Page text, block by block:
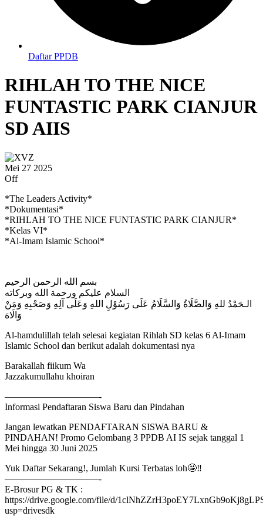
Daftar PPDB
RIHLAH TO THE NICE
FUNTASTIC PARK CIANJUR
SD AIIS
Mei 27 2025
Off
*The Leaders Activity*
*Dokumentasi*
*RIHLAH TO THE NICE FUNTASTIC PARK CIANJUR*
*Kelas VI*
*Al-Imam Islamic School*
بسم الله الرحمن الرحيم
السلام عليكم ورحمة الله وبركاته
الـحَمْدُ للهِ وَالصَّلَاةُ وَالسَّلَامُ عَلَى رَسُوْلِ اللهِ وَعَلَى آلِهِ وَصَحْبِهِ وَمَنْ
وَالَاهَ
Al-hamdulillah telah selesai kegiatan Rihlah SD kelas 6 Al-Imam
Islamic School dan berikut adalah dokumentasi nya
Barakallah fiikum Wa
Jazzakumullahu khoiran
——————————-
Informasi Pendaftaran Siswa Baru dan Pindahan
Jangan lewatkan PENDAFTARAN SISWA BARU &
PINDAHAN! Promo Gelombang 3 PPDB AI IS sejak tanggal 1
Mei hingga 30 Juni 2025
Yuk Daftar Sekarang!, Jumlah Kursi Terbatas loh🤩‼
——————————-
E-Brosur PG & TK :
https://drive.google.com/file/d/
usp=drivesdk